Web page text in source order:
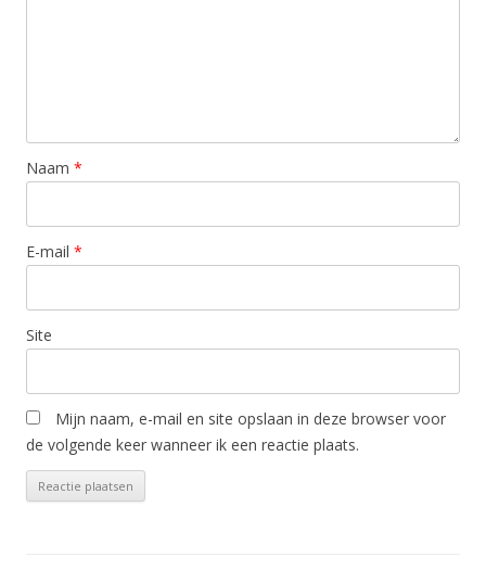
Naam *
E-mail *
Site
Mijn naam, e-mail en site opslaan in deze browser voor
de volgende keer wanneer ik een reactie plaats.